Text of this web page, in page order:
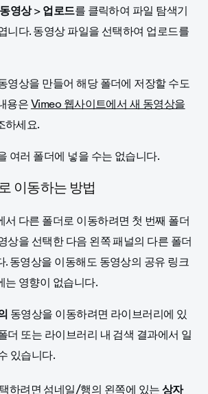
영상>업로드를 클릭하여 파일 탐색기
니다. 동영상 파일을 선택하여 업로드를
영상을 만들어 해당 폴더에 저장할 수도
용은Vimeo 웹사이트에서 새 동영상을
하세요.
여러 폴더에 넣을 수는 없습니다.
이동하는 방법
다른 폴더로 이동하려면 첫 번째 폴더
상을 선택한 다음 왼쪽 패널의 다른 폴더
동영상을 이동해도 동영상의 공유 링크
는 영향이 없습니다.
동영상을 이동하려면 라이브러리에 있
더 또는 라이브러리 내 검색 결과에서 일
있습니다.
하려면 섬네일/행의 왼쪽에 있는상자